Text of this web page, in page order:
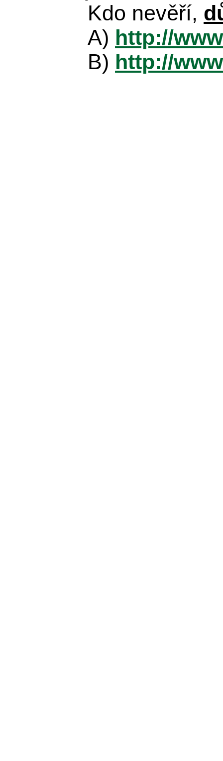
Kdo nevěří,
A) http://
B) http://